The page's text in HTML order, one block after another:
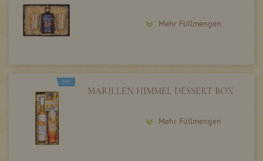
Mehr Füllmengen
NEU
MARILLEN HIMMEL DESSERT BOX
Mehr Füllmengen